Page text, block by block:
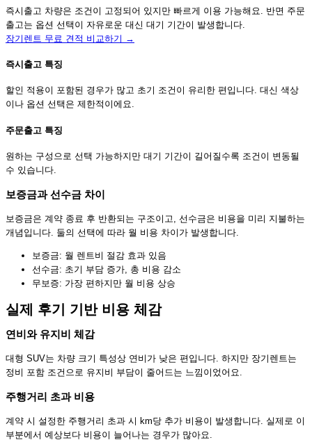
즉시출고 차량은 조건이 고정되어 있지만 빠르게 이용 가능해요. 반면 주문
출고는 옵션 선택이 자유로운 대신 대기 기간이 발생합니다.
장기렌트 무료 견적 비교하기 →
즉시출고 특징
할인 적용이 포함된 경우가 많고 초기 조건이 유리한 편입니다. 대신 색상
이나 옵션 선택은 제한적이에요.
주문출고 특징
원하는 구성으로 선택 가능하지만 대기 기간이 길어질수록 조건이 변동될
수 있습니다.
보증금과 선수금 차이
보증금은 계약 종료 후 반환되는 구조이고, 선수금은 비용을 미리 지불하는
개념입니다. 둘의 선택에 따라 월 비용 차이가 발생합니다.
보증금: 월 렌트비 절감 효과 있음
선수금: 초기 부담 증가, 총 비용 감소
무보증: 가장 편하지만 월 비용 상승
실제 후기 기반 비용 체감
연비와 유지비 체감
대형 SUV는 차량 크기 특성상 연비가 낮은 편입니다. 하지만 장기렌트는
정비 포함 조건으로 유지비 부담이 줄어드는 느낌이었어요.
주행거리 초과 비용
계약 시 설정한 주행거리 초과 시 km당 추가 비용이 발생합니다. 실제로 이
부분에서 예상보다 비용이 늘어나는 경우가 많아요.